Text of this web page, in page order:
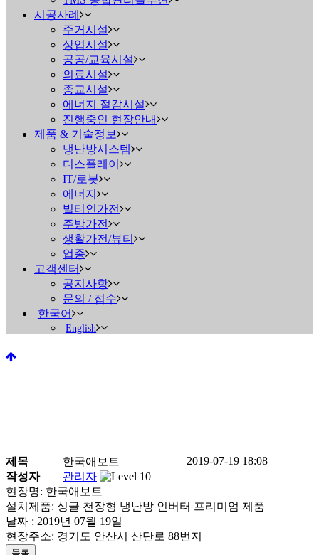
시공사례
주거시설
상업시설
공공/교육시설
의료시설
종교시설
에너지 절감시설
진행중인 현장안내
제품 & 기술정보
냉난방시스템
디스플레이
IT/로봇
에너지
빌티인가전
주방가전
생활가전/뷰티
업종
고객센터
공지사항
문의 / 접수
한국어
English
진행중인 현장안내
Home>진행중인 현장안내
제목 한국애보트
2019-07-19 18:08
작성자
관리자
현장명: 한국애보트
설치제품: 싱글 천장형 냉난방 인버터 프리미엄 제품
날짜 : 2019년 07월 19일
현장주소: 경기도 안산시 산단로 88번지
목록